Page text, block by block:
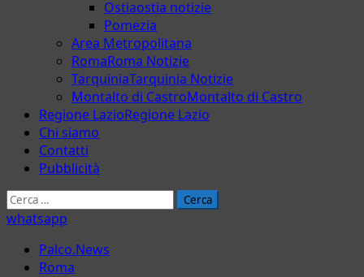
Ostiaostia notizie
Pomezia
Area Metropolitana
RomaRoma Notizie
TarquiniaTarquinia Notizie
Montalto di CastroMontalto di Castro
Regione LazioRegione Lazio
Chi siamo
Contatti
Pubblicità
Ricerca
per:
whatsapp
Palco.News
Roma